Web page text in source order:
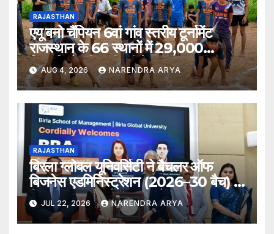
RAJASTHAN
एयू बनो चैंपियन 6वां गांव स्तरीय टूर्नामेंट
राजस्थान के 66 स्थानों में 29,000
खिलाड़ियों की भागीदारी के साथ संपन्न हुआ
AUG 4, 2026 NARENDRA ARYA
RAJASTHAN
बिरला ग्लोबल यूनिवर्सिटी ने बैचलर ऑफ
बिजनेस एडमिनिस्ट्रेशन (2026–30 बैच) के
लिए दीक्षारंभ समारोह का आयोजन किया
JUL 22, 2026 NARENDRA ARYA